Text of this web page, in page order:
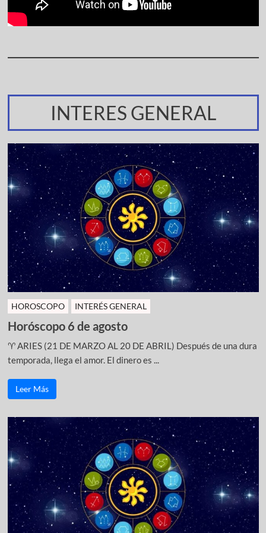
INTERES GENERAL
HOROSCOPO INTERÉS GENERAL
Horóscopo 6 de agosto
♈ ARIES (21 DE MARZO AL 20 DE ABRIL) Después de una dura
temporada, llega el amor. El dinero es ...
Leer Más